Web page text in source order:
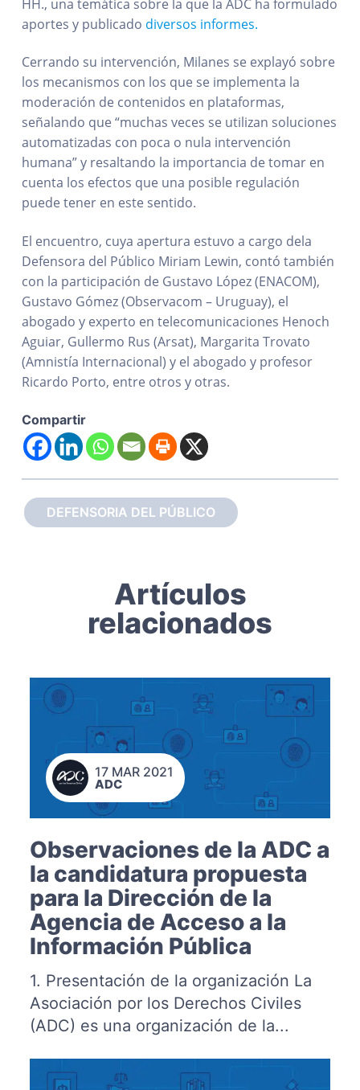
HH., una temática sobre la que la ADC ha formulado
aportes y publicado diversos informes.
Cerrando su intervención, Milanes se explayó sobre
los mecanismos con los que se implementa la
moderación de contenidos en plataformas,
señalando que “muchas veces se utilizan soluciones
automatizadas con poca o nula intervención
humana” y resaltando la importancia de tomar en
cuenta los efectos que una posible regulación
puede tener en este sentido.
El encuentro, cuya apertura estuvo a cargo dela
Defensora del Público Miriam Lewin, contó también
con la participación de Gustavo López (ENACOM),
Gustavo Gómez (Observacom – Uruguay), el
abogado y experto en telecomunicaciones Henoch
Aguiar, Gullermo Rus (Arsat), Margarita Trovato
(Amnistía Internacional) y el abogado y profesor
Ricardo Porto, entre otros y otras.
Compartir
DEFENSORIA DEL PÚBLICO
Artículos
relacionados
17 MAR 2021
ADC
Observaciones de la ADC a
la candidatura propuesta
para la Dirección de la
Agencia de Acceso a la
Información Pública
1. Presentación de la organización La
Asociación por los Derechos Civiles
(ADC) es una organización de la...